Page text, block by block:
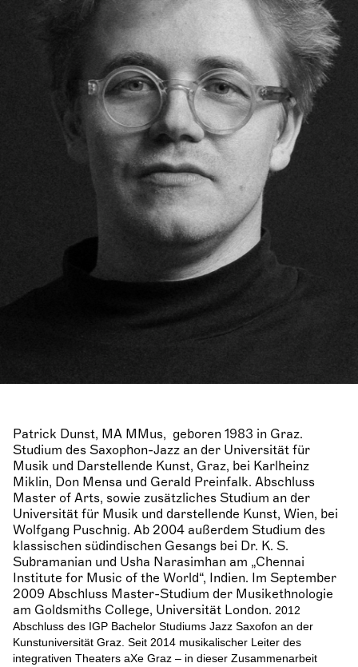
Patrick Dunst, MA MMus, geboren 1983 in Graz.
Studium des Saxophon-Jazz an der Universität für
Musik und Darstellende Kunst, Graz, bei Karlheinz
Miklin, Don Mensa und Gerald Preinfalk. Abschluss
Master of Arts, sowie zusätzliches Studium an der
Universität für Musik und darstellende Kunst, Wien, bei
Wolfgang Puschnig. Ab 2004 außerdem Studium des
klassischen südindischen Gesangs bei Dr. K. S.
Subramanian und Usha Narasimhan am „Chennai
Institute for Music of the World“, Indien. Im September
2009 Abschluss Master-Studium der Musikethnologie
am Goldsmiths College, Universität London. 2012
Abschluss des IGP Bachelor Studiums Jazz Saxofon an der
Kunstuniversität Graz. Seit 2014 musikalischer Leiter des
integrativen Theaters aXe Graz – in dieser Zusammenarbeit